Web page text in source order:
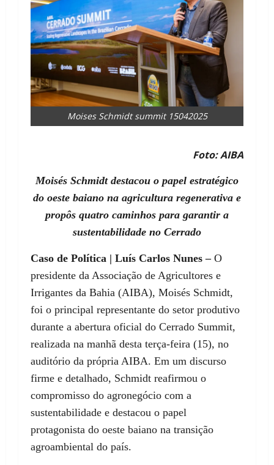
Moises Schmidt summit 15042025
Foto: AIBA
Moisés Schmidt destacou o papel estratégico
do oeste baiano na agricultura regenerativa e
propôs quatro caminhos para garantir a
sustentabilidade no Cerrado
Caso de Política | Luís Carlos Nunes –O
presidente da Associação de Agricultores e
Irrigantes da Bahia (AIBA), Moisés Schmidt,
foi o principal representante do setor produtivo
durante a abertura oficial do Cerrado Summit,
realizada na manhã desta terça-feira (15), no
auditório da própria AIBA. Em um discurso
firme e detalhado, Schmidt reafirmou o
compromisso do agronegócio com a
sustentabilidade e destacou o papel
protagonista do oeste baiano na transição
agroambiental do país.